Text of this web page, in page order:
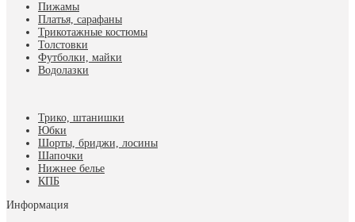
Пижамы
Платья, сарафаны
Трикотажные костюмы
Толстовки
Футболки, майки
Водолазки
Трико, штанишки
Юбки
Шорты, бриджи, лосины
Шапочки
Нижнее белье
КПБ
Информация